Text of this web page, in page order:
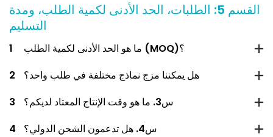
القسم 5: الطلبات، الحد الأدنى لكمية الطلب، ومدة
التسليم
1
ما هو الحد الأدنى لكمية الطلب (MOQ)؟
2
هل يمكننا مزج نماذج مختلفة في طلب واحد؟
3
س3. ما هو وقت الإنتاج المعتاد لديكم؟
4
س4. هل تدعمون الشحن الدولي؟